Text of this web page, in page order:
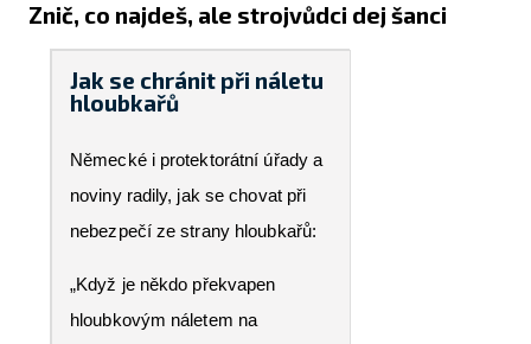
Znič, co najdeš, ale strojvůdci dej šanci
Jak se chránit při náletu
hloubkařů
Německé i protektorátní úřady a
noviny radily, jak se chovat při
nebezpečí ze strany hloubkařů:
„Když je někdo překvapen
hloubkovým náletem na